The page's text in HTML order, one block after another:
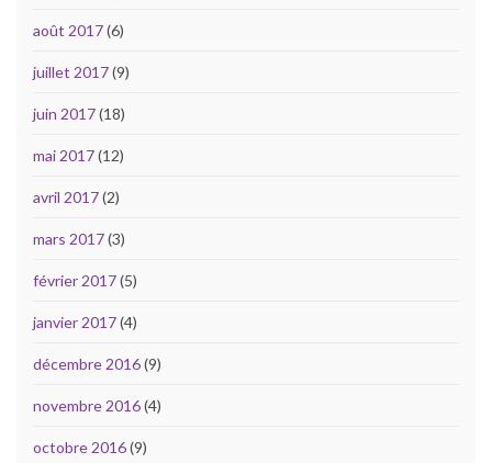
août 2017(6)
juillet 2017(9)
juin 2017(18)
mai 2017(12)
avril 2017(2)
mars 2017(3)
février 2017(5)
janvier 2017(4)
décembre 2016(9)
novembre 2016(4)
octobre 2016(9)